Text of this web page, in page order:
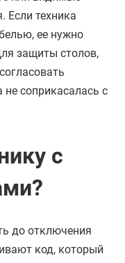
Если техника
ее нужно
защиты столов,
не соприкасалась с
с
до отключения
код, который